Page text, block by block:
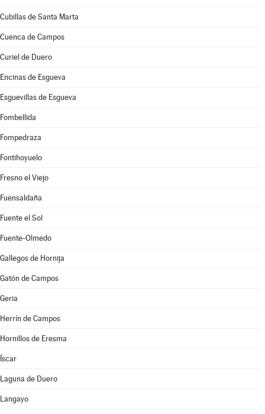
Cubillas de Santa Marta
Cuenca de Campos
Curiel de Duero
Encinas de Esgueva
Esguevillas de Esgueva
Fombellida
Fompedraza
Fontihoyuelo
Fresno el Viejo
Fuensaldaña
Fuente el Sol
Fuente-Olmedo
Gallegos de Hornija
Gatón de Campos
Geria
Herrín de Campos
Hornillos de Eresma
Íscar
Laguna de Duero
Langayo